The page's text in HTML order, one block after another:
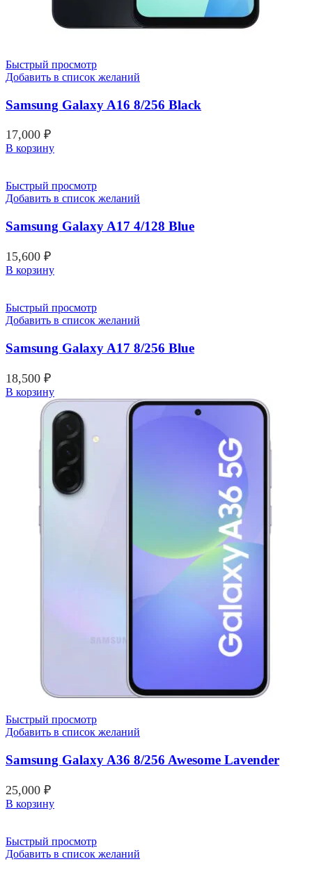
Быстрый просмотр
Добавить в список желаний
Samsung Galaxy A16 8/256 Black
17,000 ₽
В корзину
Быстрый просмотр
Добавить в список желаний
Samsung Galaxy A17 4/128 Blue
15,600 ₽
В корзину
Быстрый просмотр
Добавить в список желаний
Samsung Galaxy A17 8/256 Blue
18,500 ₽
В корзину
Быстрый просмотр
Добавить в список желаний
Samsung Galaxy A36 8/256 Awesome Lavender
25,000 ₽
В корзину
Быстрый просмотр
Добавить в список желаний